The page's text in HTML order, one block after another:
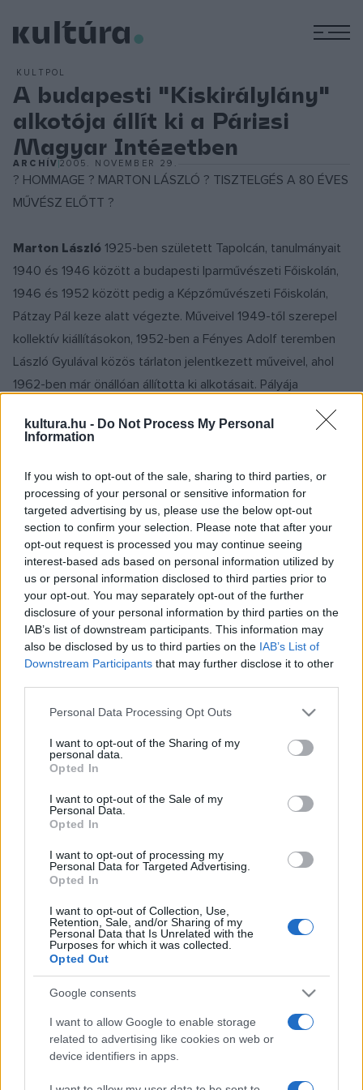
kultura.hu - Do Not Process My Personal
Information
If you wish to opt-out of the sale, sharing to third parties, or
processing of your personal or sensitive information for
targeted advertising by us, please use the below opt-out
section to confirm your selection. Please note that after your
opt-out request is processed you may continue seeing
interest-based ads based on personal information utilized by
us or personal information disclosed to third parties prior to
your opt-out. You may separately opt-out of the further
disclosure of your personal information by third parties on the
IAB’s list of downstream participants. This information may
also be disclosed by us to third parties on the IAB’s List of
Downstream Participants that may further disclose it to other
Please note that this website/app uses one or more Google
not limited to your visit or usage behaviour. You may click to
grant or deny consent to Google and its third-party tags to
use your data for below specified purposes in below Google
consent section.
Personal Data Processing Opt Outs
I want to opt-out of the Sharing of my
personal data.
Opted In
I want to opt-out of the Sale of my
Personal Data.
Opted In
I want to opt-out of processing my
Personal Data for Targeted Advertising.
Opted In
I want to opt-out of Collection, Use,
Retention, Sale, and/or Sharing of my
Personal Data that Is Unrelated with the
Purposes for which it was collected.
Opted Out
Google consents
I want to allow Google to enable storage
related to advertising like cookies on web or
device identifiers in apps.
KULTPOL
A budapesti "Kiskirálylány"
alkotója állít ki a Párizsi
Magyar Intézetben
ARCHÍV2005. NOVEMBER 29.
? HOMMAGE ? MARTON LÁSZLÓ ? TISZTELGÉS A 80 ÉVES
MŰVÉSZ ELŐTT ?
Marton László 1925-ben született Tapolcán, tanulmányait
1940 és 1946 között a budapesti Iparművészeti Főiskolán,
1946 és 1952 között pedig a Képzőművészeti Főiskolán,
Pátzay Pál keze alatt végezte. Műveivel 1949-től szerepel
kollektív kiállításokon, 1952-ben a Fényes Adolf teremben
László Gyulával közös tárlaton jelentkezett műveivel, ahol
1962-ben már önállóan állította ki alkotásait. Pályája
kezdetétől rendszeresen kap megbízást domborművek,
köztéri szobrok elkészítésére (Bocskai? 1953, Kölcsey ?
Kiskirálylány ? 1990, Négy évszak ? 1993, Cziffra György
-1994, Kodály Zoltán, Nagy Imre ? 1996, Apor Vilmos, Szent
Márton, Festetics György, Vajda János ? 1997, Görgey ?
1998, Millenniumi emlékmű (Cantata profana), gróf
Klebelsberg Kuno). Az elmúlt fél évszázadban számos
egyéni és csoportos kiállításon találkozhatott műveivel a
közönség számos országban és magyar városban egyaránt
(többek között Moszkva, Antwerpen ? 1958, Műcsarnok,
Szófia ? 1967, Varsó ? 1970, Műcsarnok ? 1972, Berlin ? 1975,
Orosháza, Szatmárcseke, Pannonhalma, stb.). 1992-ben
Budapesten és Szigligeten, 1998-ban Tapolcán nyílt meg a
Marton Galéria.
Szalonján szerepelt két szoborral, első kiállítása 1986-ban
Senlis-ban volt, ahol 1994-ben Cziffra Györgyről készített
portréját is elhelyezték.
A szobrászként ismert Marton László azonban nem csupán
a háromdimenziós művészethez vonzódik: az elmúlt
időszakban több alkalommal jelentkezett kiállításokon
akvarelljeivel is. Első tárlatára a francia fővárosban
november 30. és december 21. között kerül sor a Párizsi
Magyar Intézetben. Itt többek között budapesti közterekről